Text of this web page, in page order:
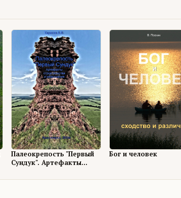
Палеокрепость "Первый
Сундук". Артефакты
разрушения
Бог и человек